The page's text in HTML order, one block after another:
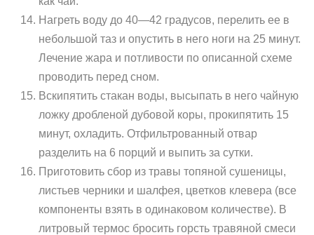
Нагреть воду до 40—42 градусов, перелить ее в
небольшой таз и опустить в него ноги на 25 минут.
Лечение жара и потливости по описанной схеме
проводить перед сном.
Вскипятить стакан воды, высыпать в него чайную
ложку дробленой дубовой коры, прокипятить 15
минут, охладить. Отфильтрованный отвар
разделить на 6 порций и выпить за сутки.
Приготовить сбор из травы топяной сушеницы,
листьев черники и шалфея, цветков клевера (все
компоненты взять в одинаковом количестве). В
литровый термос бросить горсть травяной смеси